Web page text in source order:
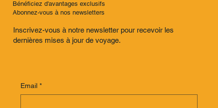
Bénéficiez d'avantages exclusifs
Abonnez-vous à nos newsletters
Inscrivez-vous à notre newsletter pour recevoir les
dernières mises à jour de voyage.
Email *